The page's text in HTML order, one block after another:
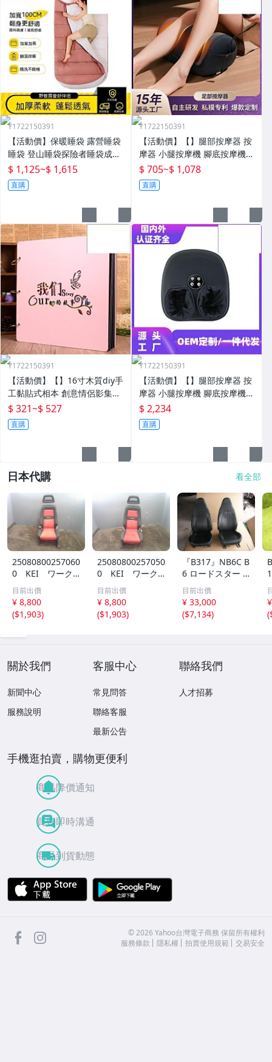
Y1722150391
【活動價】保暖睡袋 露營睡袋
睡袋 登山睡袋探險者睡袋成人
冬季加厚防寒加大戶外露營大
人抗寒四季通用款保暖
$ 1,125~$ 1,615
直購
Y1722150391
【活動價】【】腿部按摩器 按
摩器 小腿按摩機 腳底按摩機
深層按摩儀 小腿按摩儀全自動
揉捏腿部按摩器全腿底腳熱敷
腳部足底
$ 705~$ 1,078
直購
Y1722150391
【活動價】【】16寸木質diy手
工黏貼式相本 創意情侶影集紀
念收藏冊送男女朋友
$ 321~$ 527
直購
Y1722150391
【活動價】【】腿部按摩器 按
摩器 小腿按摩機 腳底按摩機
深層按摩軟體全自動足療機穴
位揉捏家用按腳器腳部腿部足
底足部腳底
$ 2,234
直購
日本代購 看全部
25080800257060
0 KEI ワーク
ス HN22S ア
シスタントシー
ト RECARO レ
カロ
目前出價
¥ 8,800
($1,903)
25080800257050
0 KEI ワーク
ス HN22S ド
ライバーシート
RECARO レカロ
目前出價
¥ 8,800
($1,903)
『B317』NB6C B
6 ロードスター S
P 運転席,助手席,
シートカバー 黒
革シート 本革シ
ート 風 tra 個
目前出價
¥ 33,000
($7,134)
(
關於我們
新聞中心
服務說明
客服中心
常見問答
聯絡客服
最新公告
聯絡我們
人才招募
手機逛拍賣，購物更便利
商品降價通知
買賣即時溝通
商品到貨動態
APP Store
facebook ©2026 Yahoo台灣電子商務 保留所有權利
服務條款
隱私權 拍賣使用規範 交易安全